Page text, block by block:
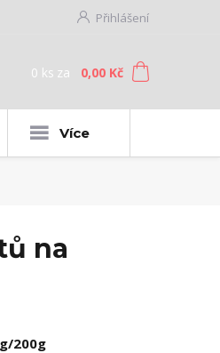
Přihlášení
0 ks za 0,00 Kč
Více
na
200g